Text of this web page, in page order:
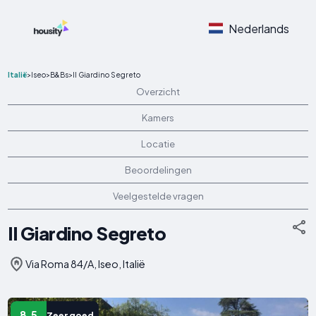
Nederlands
Italië>Iseo>B&Bs>Il Giardino Segreto
Overzicht
Kamers
Locatie
Beoordelingen
Veelgestelde vragen
Il Giardino Segreto
Via Roma 84/A, Iseo, Italië